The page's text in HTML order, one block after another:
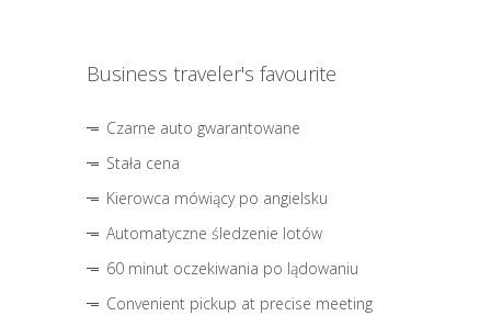
Business traveler's favourite
Czarne auto gwarantowane
Stała cena
Kierowca mówiący po angielsku
Automatyczne śledzenie lotów
60 minut oczekiwania po lądowaniu
Convenient pickup at precise meeting